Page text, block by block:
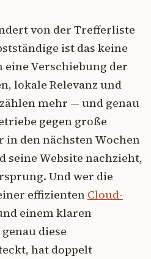
von der Trefferliste
ist das keine
Verschiebung der
lokale Relevanz und
mehr — und genau
gegen große
in den nächsten Wochen
seine Website nachzieht,
Und wer die
effizienten Cloud-
einem klaren
diese
hat doppelt